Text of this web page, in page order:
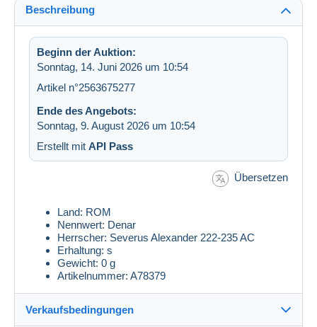
Beschreibung
Beginn der Auktion:
Sonntag, 14. Juni 2026 um 10:54
Artikel n°2563675277
Ende des Angebots:
Sonntag, 9. August 2026 um 10:54
Erstellt mit API Pass
Übersetzen
Land: ROM
Nennwert: Denar
Herrscher: Severus Alexander 222-235 AC
Erhaltung: s
Gewicht: 0 g
Artikelnummer: A78379
Verkaufsbedingungen